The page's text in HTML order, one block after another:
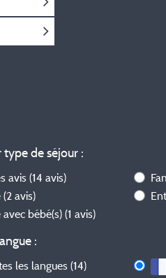
type de séjour :
avis (14 avis)
(2 avis)
avec bébé(s)(1 avis)
:
les langues (14)